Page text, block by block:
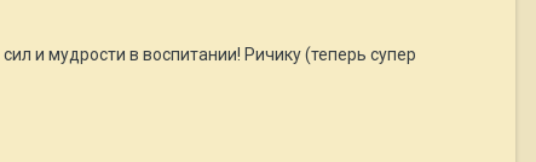
и мудрости в воспитании! Ричику (теперь супер